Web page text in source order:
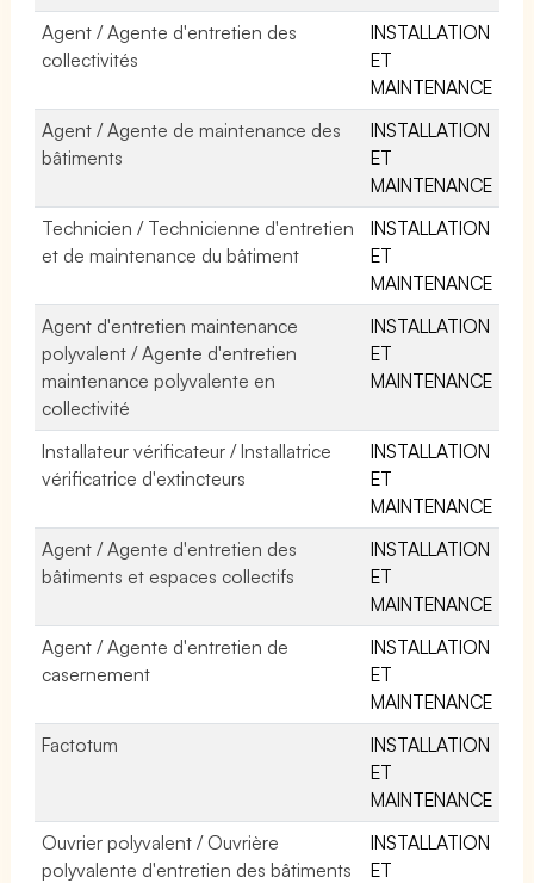
Agent / Agente d'entretien des
collectivités
INSTALLATION
ET
MAINTENANCE
Agent / Agente de maintenance des
bâtiments
INSTALLATION
ET
MAINTENANCE
Technicien / Technicienne d'entretien
et de maintenance du bâtiment
INSTALLATION
ET
MAINTENANCE
Agent d'entretien maintenance
polyvalent / Agente d'entretien
maintenance polyvalente en
collectivité
INSTALLATION
ET
MAINTENANCE
Installateur vérificateur / Installatrice
vérificatrice d'extincteurs
INSTALLATION
ET
MAINTENANCE
Agent / Agente d'entretien des
bâtiments et espaces collectifs
INSTALLATION
ET
MAINTENANCE
Agent / Agente d'entretien de
casernement
INSTALLATION
ET
MAINTENANCE
Factotum
INSTALLATION
ET
MAINTENANCE
Ouvrier polyvalent / Ouvrière
polyvalente d'entretien des bâtiments
INSTALLATION
ET